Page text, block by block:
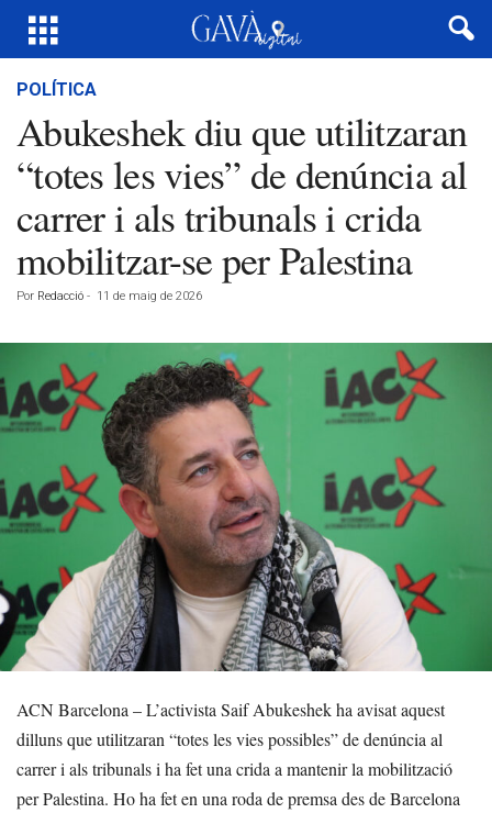
POLÍTICA
Abukeshek diu que utilitzaran
“totes les vies” de denúncia al
carrer i als tribunals i crida
mobilitzar-se per Palestina
Por Redacció - 11 de maig de 2026
ACN Barcelona – L’activista Saif Abukeshek ha avisat aquest
dilluns que utilitzaran “totes les vies possibles” de denúncia al
carrer i als tribunals i ha fet una crida a mantenir la mobilització
per Palestina. Ho ha fet en una roda de premsa des de Barcelona